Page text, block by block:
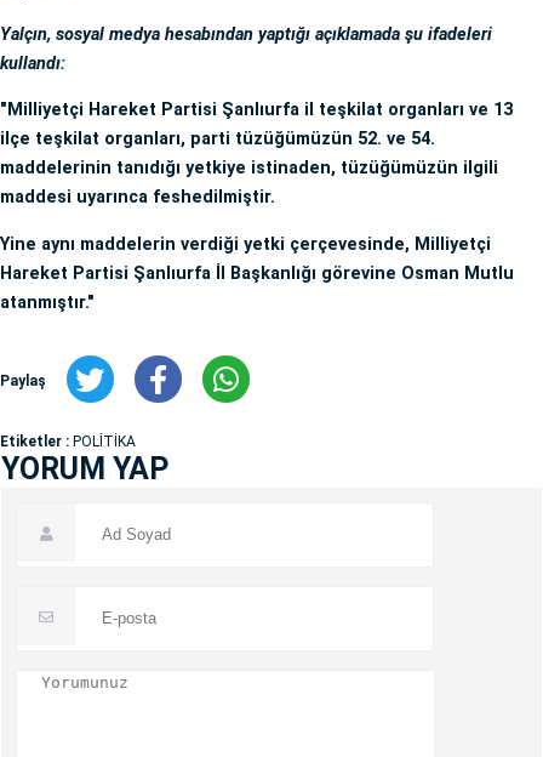
Yalçın, sosyal medya hesabından yaptığı açıklamada şu ifadeleri
kullandı:
"Milliyetçi Hareket Partisi Şanlıurfa il teşkilat organları ve 13
ilçe teşkilat organları, parti tüzüğümüzün 52. ve 54.
maddelerinin tanıdığı yetkiye istinaden, tüzüğümüzün ilgili
maddesi uyarınca feshedilmiştir.
Yine aynı maddelerin verdiği yetki çerçevesinde, Milliyetçi
Hareket Partisi Şanlıurfa İl Başkanlığı görevine Osman Mutlu
atanmıştır."
Paylaş
Etiketler : POLİTİKA
YORUM YAP